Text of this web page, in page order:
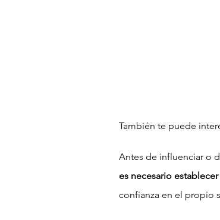
También te puede
Antes de influenciar o
es necesario
confianza en el propio